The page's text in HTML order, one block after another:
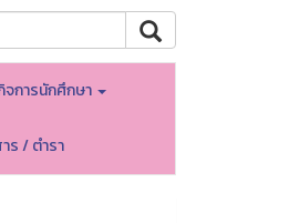
จการนักศึกษา
ร / ตำรา